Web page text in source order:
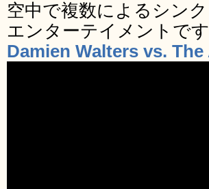
空中で複数によるシン
エンターテイメントで
Damien Walters vs.